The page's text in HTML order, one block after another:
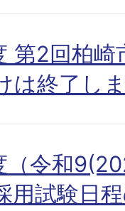
第2回柏崎
は終了し
令和
用試験日